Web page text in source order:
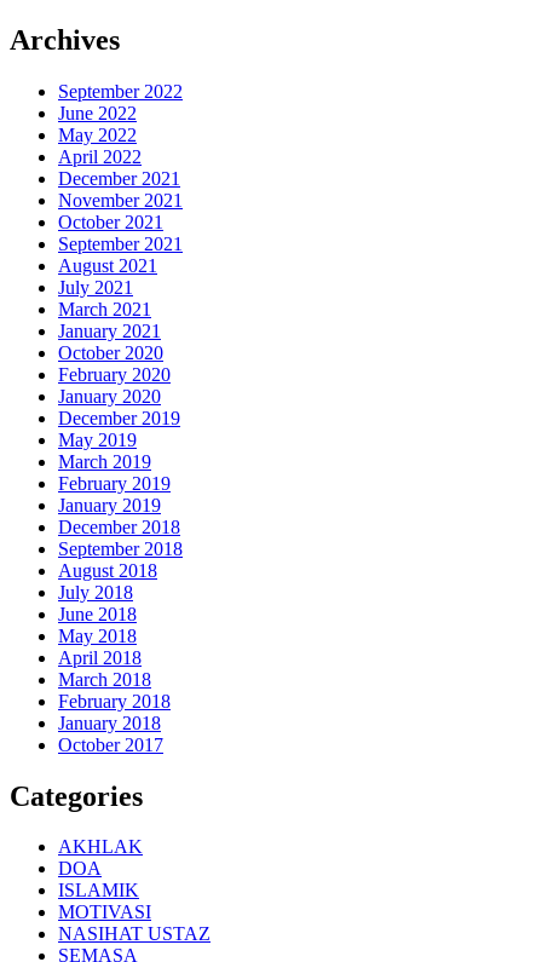
Archives
September 2022
June 2022
May 2022
April 2022
December 2021
November 2021
October 2021
September 2021
August 2021
July 2021
March 2021
January 2021
October 2020
February 2020
January 2020
December 2019
May 2019
March 2019
February 2019
January 2019
December 2018
September 2018
August 2018
July 2018
June 2018
May 2018
April 2018
March 2018
February 2018
January 2018
October 2017
Categories
AKHLAK
DOA
ISLAMIK
MOTIVASI
NASIHAT USTAZ
SEMASA